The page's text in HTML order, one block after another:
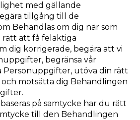
med gällande
tillgång till de
Behandlas om dig när som
rätt att få felaktiga
dig korrigerade, begära att vi
begränsa vår
Personuppgifter, utöva din rätt
motsätta dig Behandlingen
på samtycke har du rätt
till den Behandlingen